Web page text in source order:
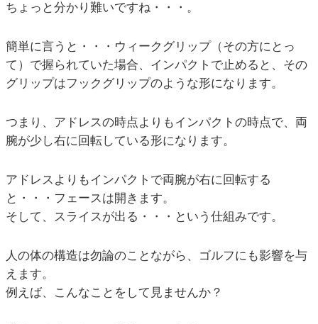
ちょっと分かり難いですね・・・。
簡単に言うと・・・ウィークグリップ（その方にとっ
て）で握られていた場合、インパクトで止めると、その
グリップはフックグリップのような形になります。
つまり、アドレスの時点よりもインパクトの時点で、両
腕が少し右に回転している形になります。
アドレスよりもインパクトで両腕が右に回転する
と・・・フェースは開きます。
そして、スライスが出る・・・という仕組みです。
人の体の構造は勿論のことながら、ゴルフにも影響を与
えます。
例えば、こんなことをして見ませんか？